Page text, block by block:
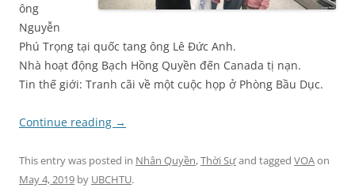
ông
Nguyễn
Phú Trọng tại quốc tang ông Lê Đức Anh.
Nhà hoạt động Bạch Hồng Quyền đến Canada tị nạn.
Tin thế giới: Tranh cãi về một cuộc họp ở Phòng Bầu Dục.
Continue reading →
This entry was posted in Nhân Quyền,Thời Sựand tagged VOAon
May 4, 2019 by UBCHTU.